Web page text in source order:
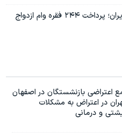
رونمایی از اختلاس جدید در ایران؛ پرداخت ۲۴۴ فقره وام ازدواج
اعتراضی بازنشستگان در اصفهان
در اعتراض به مشکلات
و درمانی